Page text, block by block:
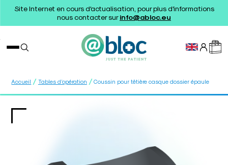
Site Internet en cours d'actualisation, pour plus d'informations
nous contacter surinfo@abloc.eu
Accueil / Tables d’opération / Coussin pour têtière casque dossier épaule